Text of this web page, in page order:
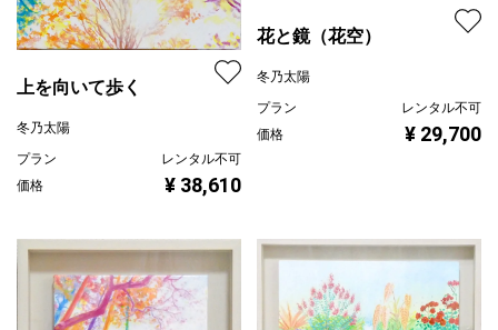
上を向いて歩く
冬乃太陽
プラン
レンタル不可
価格
¥ 38,610
花と鏡（花空）
冬乃太陽
プラン
レンタル不可
価格
¥ 29,700